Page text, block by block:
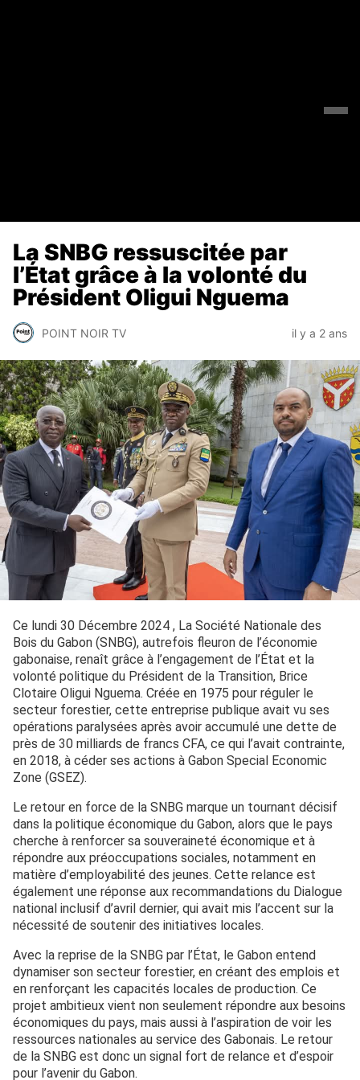
La SNBG ressuscitée par
l’État grâce à la volonté du
Président Oligui Nguema
POINT NOIR TV il y a 2 ans
Ce lundi 30 Décembre 2024 , La Société Nationale des
Bois du Gabon (SNBG), autrefois fleuron de l’économie
gabonaise, renaît grâce à l’engagement de l’État et la
volonté politique du Président de la Transition, Brice
Clotaire Oligui Nguema. Créée en 1975 pour réguler le
secteur forestier, cette entreprise publique avait vu ses
opérations paralysées après avoir accumulé une dette de
près de 30 milliards de francs CFA, ce qui l’avait contrainte,
en 2018, à céder ses actions à Gabon Special Economic
Zone (GSEZ).
Le retour en force de la SNBG marque un tournant décisif
dans la politique économique du Gabon, alors que le pays
cherche à renforcer sa souveraineté économique et à
répondre aux préoccupations sociales, notamment en
matière d’employabilité des jeunes. Cette relance est
également une réponse aux recommandations du Dialogue
national inclusif d’avril dernier, qui avait mis l’accent sur la
nécessité de soutenir des initiatives locales.
Avec la reprise de la SNBG par l’État, le Gabon entend
dynamiser son secteur forestier, en créant des emplois et
en renforçant les capacités locales de production. Ce
projet ambitieux vient non seulement répondre aux besoins
économiques du pays, mais aussi à l’aspiration de voir les
ressources nationales au service des Gabonais. Le retour
de la SNBG est donc un signal fort de relance et d’espoir
pour l’avenir du Gabon.